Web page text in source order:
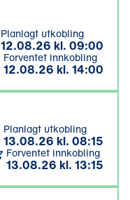
Planlagt utkobling
12.08.26 kl. 09:00
Forventet innkobling
12.08.26 kl. 14:00
Planlagt utkobling
13.08.26 kl. 08:15
Forventet innkobling
13.08.26 kl. 13:15